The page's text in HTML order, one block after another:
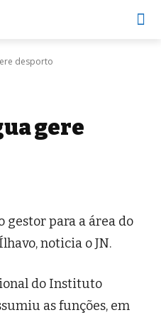
desporto
gere
gestor para a área do
noticia o JN.
do Instituto
as funções, em